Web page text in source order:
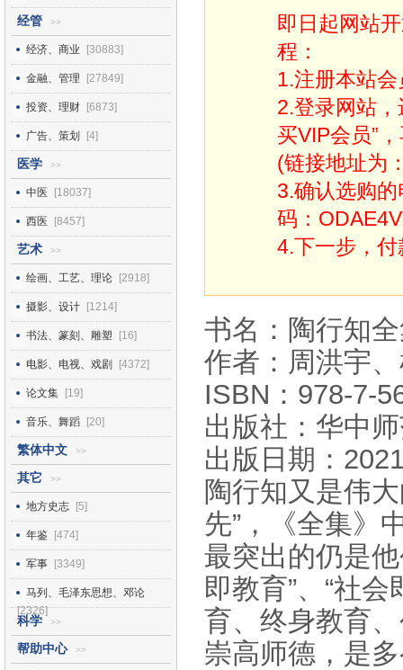
经管 >>
经济、商业 [30883]
金融、管理 [27849]
投资、理财 [6873]
广告、策划 [4]
医学 >>
中医 [18037]
西医 [8457]
艺术 >>
绘画、工艺、理论 [2918]
摄影、设计 [1214]
书法、篆刻、雕塑 [16]
电影、电视、戏剧 [4372]
论文集 [19]
音乐、舞蹈 [20]
繁体中文 >>
其它 >>
地方史志 [5]
年鉴 [474]
军事 [3349]
马列、毛泽东思想、邓论
[2326]
科学 >>
帮助中心 >>
即日起网站
程：
1.注册本站会
2.登录网站，
买VIP会员”
(链接地址为
3.确认选购
码：
4.下一步，
书名：陶行知
作者：周洪宇
ISBN：978-7-
出版社：华中
出版日期：
陶行知又是伟
先”，《全集》
最突出的仍是
即教育”、“社
育、终身教育
崇高师德，是